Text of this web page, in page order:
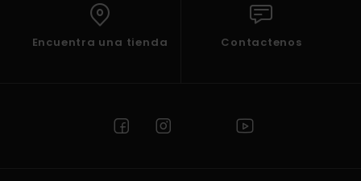
Encuentra una tienda Contactenos